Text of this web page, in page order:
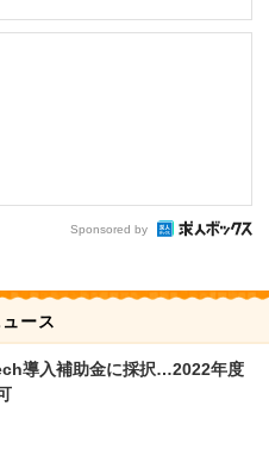
Sponsored by
ース
導入補助金に採択…2022年度